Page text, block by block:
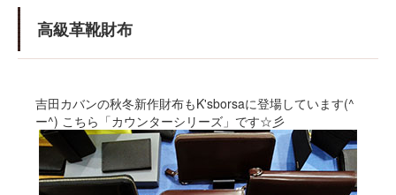
高級革靴財布
吉田カバンの秋冬新作財布もK'sborsaに登場しています(^
ー^) こちら「カウンターシリーズ」です☆彡